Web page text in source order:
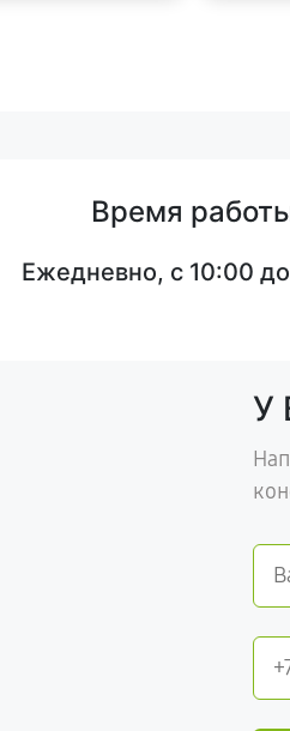
Время
Ежедневно, с 10:00
У